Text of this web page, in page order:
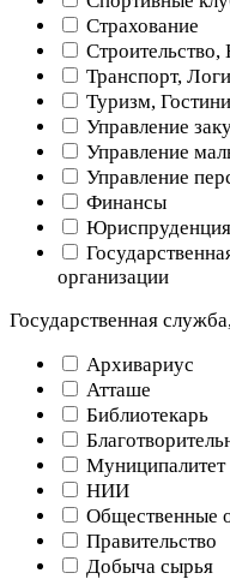
Страхование
Транспорт,
Туризм,
Управление
Управление
Управление
Финансы
Юриспруденция
организации
Государственная
Архивариус
Атташе
Библиотекарь
Муниципалитет
НИИ
Общественные
Правительство
Добыча сырья